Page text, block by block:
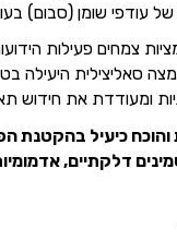
עודפי שומן (סבום)
ב 15 תמציות צמחים פעילות
סאליצילית היעילה
ומעודדת את חידוש
כיעיל בהקטנת
דלקתיים,